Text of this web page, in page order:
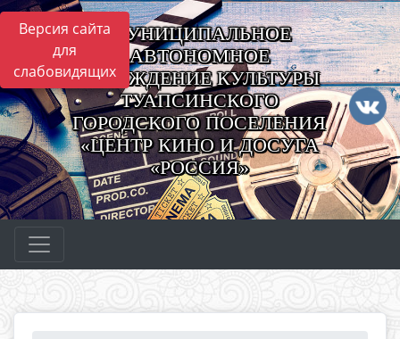
Версия сайта
для
слабовидящих
МУНИЦИПАЛЬНОЕ
АВТОНОМНОЕ
УЧРЕЖДЕНИЕ КУЛЬТУРЫ
ТУАПСИНСКОГО
ГОРОДСКОГО ПОСЕЛЕНИЯ
«ЦЕНТР КИНО И ДОСУГА
«РОССИЯ»